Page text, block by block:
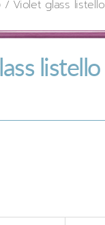
/ Violet glass listello
listello